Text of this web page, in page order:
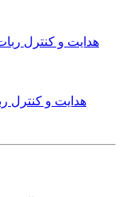
هدايت و كنترل